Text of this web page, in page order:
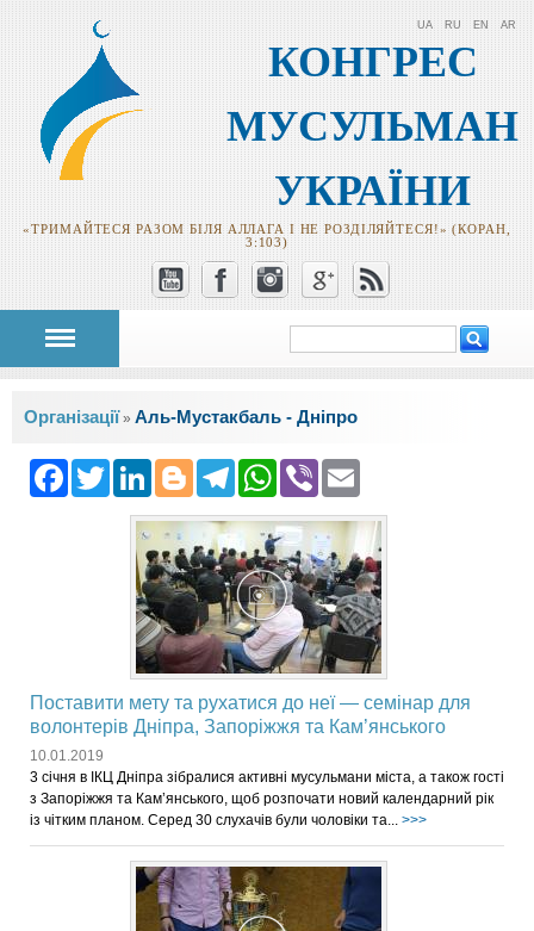
КОНГРЕС
МУСУЛЬМАН
УКРАЇНИ
«ТРИМАЙТЕСЯ РАЗОМ БІЛЯ АЛЛАГА І НЕ РОЗДІЛЯЙТЕСЯ!» (КОРАН,
3:103)
UA RU EN AR
Пошукова
Ви є тут
Організації » Аль-Мустакбаль - Дніпро
Facebook
Twitter
LinkedIn
Blogger
Telegram
WhatsApp
Viber
Поставити мету та рухатися до неї — семінар для
волонтерів Дніпра, Запоріжжя та Кам’янського
10.01.2019
3 січня в ІКЦ Дніпра зібралися активні мусульмани міста, а також гості
з Запоріжжя та Кам’янського, щоб розпочати новий календарний рік
із чітким планом. Серед 30 слухачів були чоловіки та... >>>